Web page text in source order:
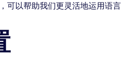
以帮助我们更灵活地运用语言